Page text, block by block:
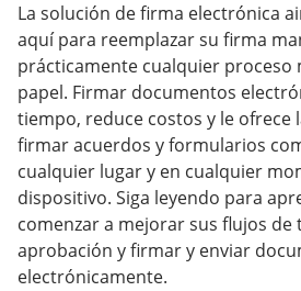
La solución de firma electrónica
aquí para reemplazar su firma
prácticamente cualquier proceso
papel. Firmar documentos
tiempo, reduce costos y le ofrece
firmar acuerdos y formularios
cualquier lugar y en cualquier
dispositivo. Siga leyendo para
comenzar a mejorar sus flujos de
aprobación y firmar y enviar
electrónicamente.